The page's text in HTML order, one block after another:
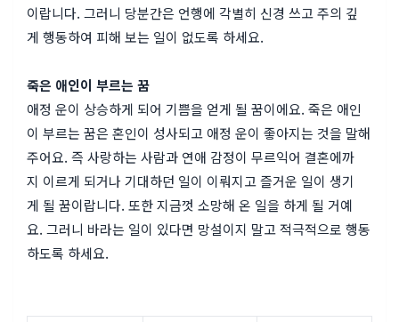
이랍니다. 그러니 당분간은 언행에 각별히 신경 쓰고 주의 깊
게 행동하여 피해 보는 일이 없도록 하세요.
죽은 애인이 부르는 꿈
애정 운이 상승하게 되어 기쁨을 얻게 될 꿈이에요. 죽은 애인
이 부르는 꿈은 혼인이 성사되고 애정 운이 좋아지는 것을 말해
주어요. 즉 사랑하는 사람과 연애 감정이 무르익어 결혼에까
지 이르게 되거나 기대하던 일이 이뤄지고 즐거운 일이 생기
게 될 꿈이랍니다. 또한 지금껏 소망해 온 일을 하게 될 거예
요. 그러니 바라는 일이 있다면 망설이지 말고 적극적으로 행동
하도록 하세요.